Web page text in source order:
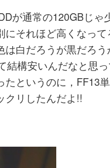
が通常の120GBじゃ
にそれほど高くなっ
は白だろうが黒だろ
結構安いんだなと思
たというのに，FF13
クリしたんだよ!!